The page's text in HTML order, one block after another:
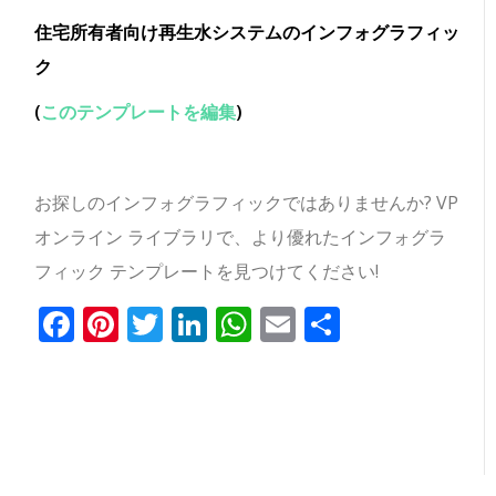
住宅所有者向け再生水システムのインフォグラフィッ
ク
(このテンプレートを編集)
お探しのインフォグラフィックではありませんか? VP
オンライン ライブラリで、より優れたインフォグラ
フィック テンプレートを見つけてください!
Facebook
Pinterest
Twitter
LinkedIn
WhatsApp
Email